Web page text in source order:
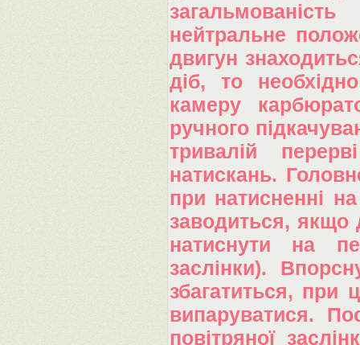
нейтральне
двигун
діб, то
камеру
ручного
тривалій
натискань.
при натисненні
заводиться, якщо
натиснути на
заслінки).
збагатиться, при
випаруватися.
повітряної